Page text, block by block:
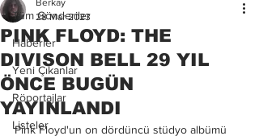
Tüm Gönderiler
Haberler
Yeni Çıkanlar
Röportajlar
Listeler
PINK FLOYD: THE
DIVISON BELL 29 YIL
ÖNCE BUGÜN
YAYINLANDI
Berkay
28 Mar 2023
Pink Floyd'un on dördüncü stüdyo albümü